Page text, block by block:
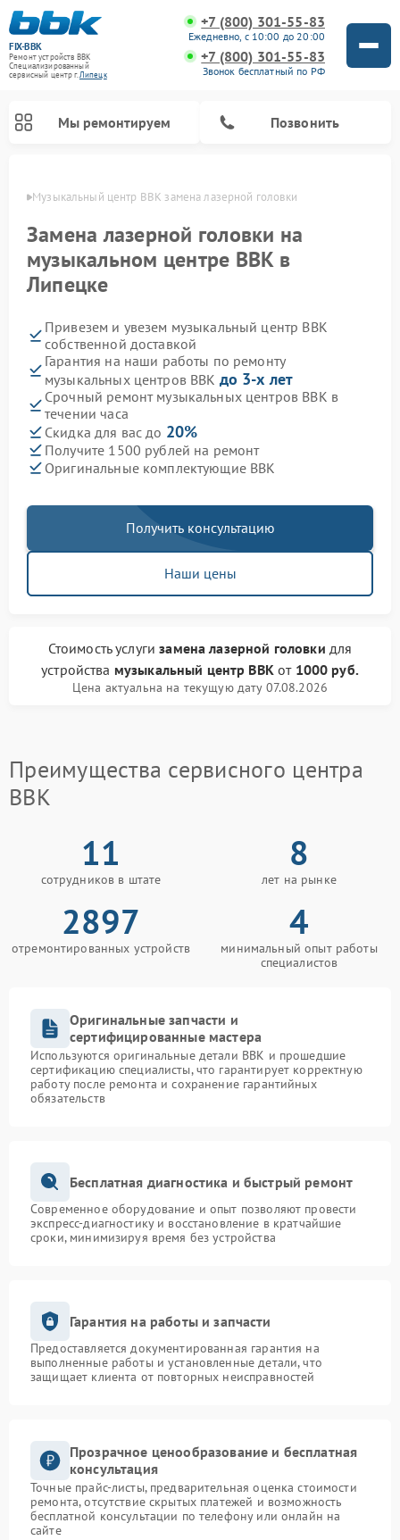
FIX-BBK
Ремонт устройств BBK
Специализированный
cервисный центр г.Липецк
+7 (800) 301-55-83
Ежедневно, с 10:00 до 20:00
+7 (800) 301-55-83
Звонок бесплатный по РФ
Мы ремонтируем Позвонить
Музыкальный центр BBK замена лазерной головки
Замена лазерной головки на
музыкальном центре BBK в
Липецке
Привезем и увезем музыкальный центр BBK
собственной доставкой
Гарантия на наши работы по ремонту
музыкальных центров BBK до 3-х лет
Срочный ремонт музыкальных центров BBK в
течении часа
Скидка для вас до 20%
Получите 1500 рублей на ремонт
Оригинальные комплектующие BBK
Получить консультацию
Наши цены
Стоимость услугизамена лазерной головки для
устройства музыкальный центр BBKот 1000 руб.
Цена актуальна на текущую дату 07.08.2026
Преимущества сервисного центра
BBK
11
сотрудников в штате
8
лет на рынке
2897
отремонтированных устройств
4
минимальный опыт работы
специалистов
Оригинальные запчасти и
сертифицированные мастера
Используются оригинальные детали BBK и прошедшие
сертификацию специалисты, что гарантирует корректную
работу после ремонта и сохранение гарантийных
обязательств
Бесплатная диагностика и быстрый ремонт
Современное оборудование и опыт позволяют провести
экспресс-диагностику и восстановление в кратчайшие
сроки, минимизируя время без устройства
Гарантия на работы и запчасти
Предоставляется документированная гарантия на
выполненные работы и установленные детали, что
защищает клиента от повторных неисправностей
Прозрачное ценообразование и бесплатная
консультация
Точные прайс-листы, предварительная оценка стоимости
ремонта, отсутствие скрытых платежей и возможность
бесплатной консультации по телефону или онлайн на
сайте